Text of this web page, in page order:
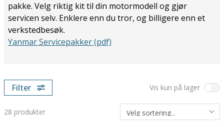
pakke. Velg riktig kit til din motormodell og gjør
servicen selv. Enklere enn du tror, og billigere enn et
verkstedbesøk.
Yanmar Servicepakker (pdf)
Filter Vis kun på lager
28 produkter